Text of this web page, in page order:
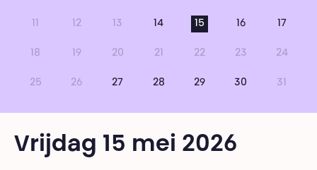
11 12 13 14 15 16 17
18 19 20 21 22 23 24
25 26 27 28 29 30 31
Vrijdag 15 mei 2026